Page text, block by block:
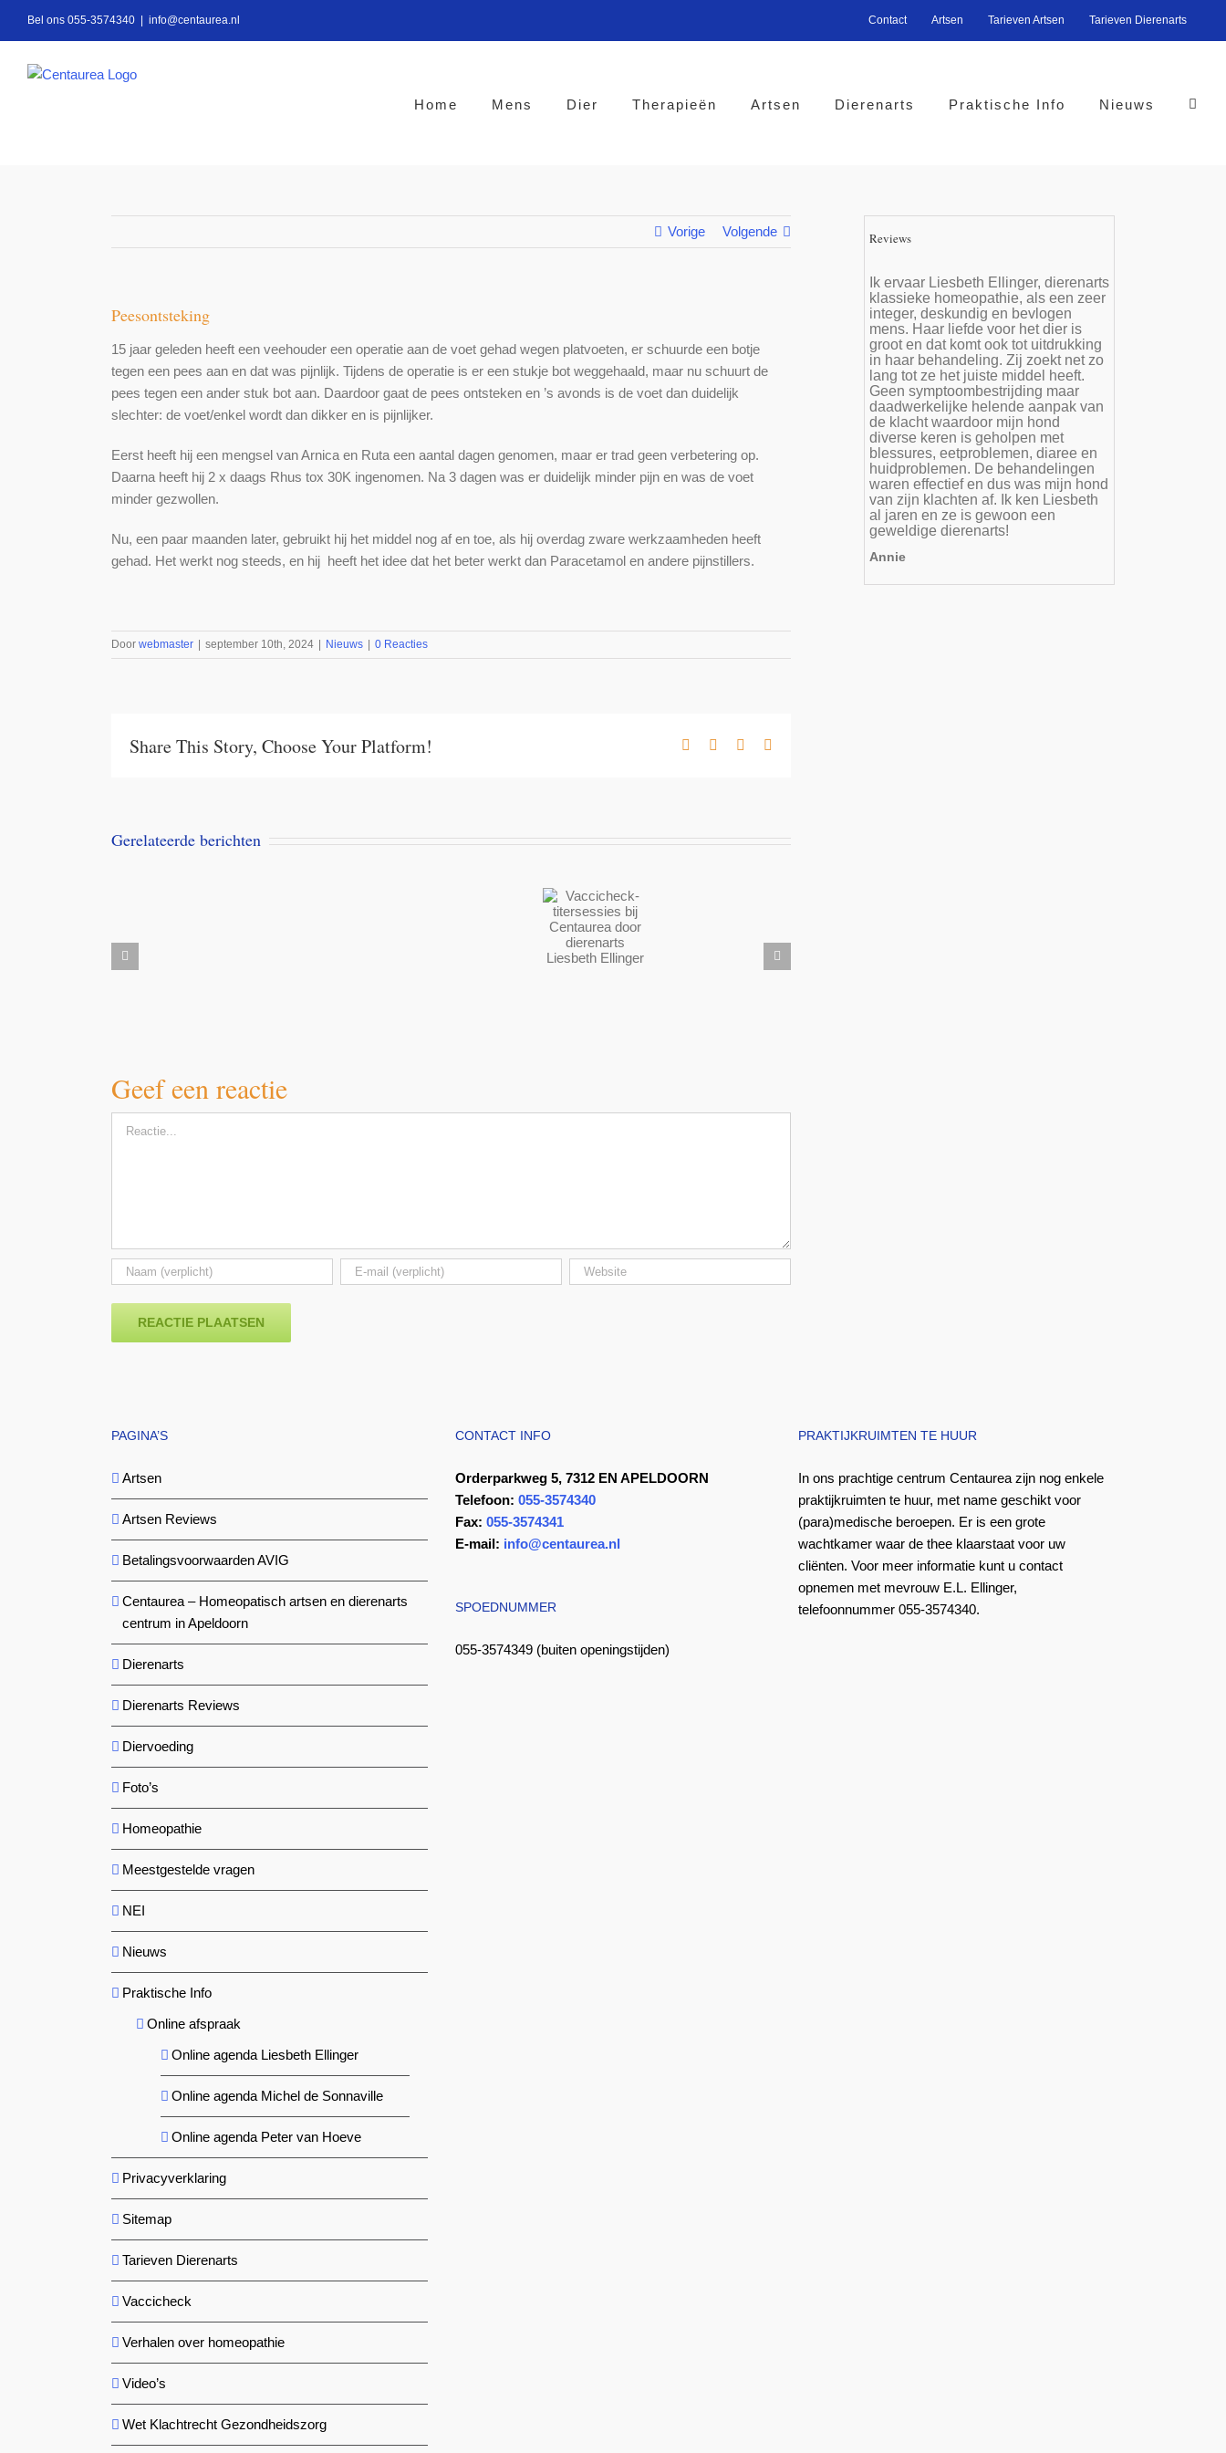
Bel ons 055-3574340 info@centaurea.nl Contact Artsen Tarieven Artsen Tarieven Dierenarts
Home Mens Dier Therapieën Artsen Dierenarts Praktische Info Nieuws
Vorige Volgende
Peesontsteking
15 jaar geleden heeft een veehouder een operatie aan de voet gehad wegen platvoeten, er schuurde een botje
tegen een pees aan en dat was pijnlijk. Tijdens de operatie is er een stukje bot weggehaald, maar nu schuurt de
pees tegen een ander stuk bot aan. Daardoor gaat de pees ontsteken en ’s avonds is de voet dan duidelijk
slechter: de voet/enkel wordt dan dikker en is pijnlijker.
Eerst heeft hij een mengsel van Arnica en Ruta een aantal dagen genomen, maar er trad geen verbetering op.
Daarna heeft hij 2 x daags Rhus tox 30K ingenomen. Na 3 dagen was er duidelijk minder pijn en was de voet
minder gezwollen.
Nu, een paar maanden later, gebruikt hij het middel nog af en toe, als hij overdag zware werkzaamheden heeft
gehad. Het werkt nog steeds, en hij heeft het idee dat het beter werkt dan Paracetamol en andere pijnstillers.
Door webmaster september 10th, 2024 Nieuws 0 Reacties
Share This Story, Choose Your Platform! Facebook LinkedIn
Gerelateerde berichten
Vaccicheck-
Vuurwerkangst
Geef een reactie
Reviews
Ik ervaar Liesbeth Ellinger, dierenarts
klassieke homeopathie, als een zeer
integer, deskundig en bevlogen
mens. Haar liefde voor het dier is
groot en dat komt ook tot uitdrukking
in haar behandeling. Zij zoekt net zo
lang tot ze het juiste middel heeft.
Geen symptoombestrijding maar
daadwerkelijke helende aanpak van
de klacht waardoor mijn hond
diverse keren is geholpen met
blessures, eetproblemen, diaree en
huidproblemen. De behandelingen
waren effectief en dus was mijn hond
van zijn klachten af. Ik ken Liesbeth
al jaren en ze is gewoon een
geweldige dierenarts!
Annie
PAGINA’S
Artsen
Artsen Reviews
Betalingsvoorwaarden AVIG
Centaurea – Homeopatisch artsen en dierenarts
centrum in Apeldoorn
Dierenarts
Dierenarts Reviews
Diervoeding
Foto’s
Homeopathie
Meestgestelde vragen
NEI
Nieuws
Praktische Info
Online afspraak
Online agenda Liesbeth Ellinger
Online agenda Michel de Sonnaville
Online agenda Peter van Hoeve
Privacyverklaring
Sitemap
Tarieven Dierenarts
Vaccicheck
Verhalen over homeopathie
Video’s
Wet Klachtrecht Gezondheidszorg
CONTACT INFO
Orderparkweg 5, 7312 EN APELDOORN
Telefoon: 055-3574340
Fax: 055-3574341
E-mail: info@centaurea.nl
SPOEDNUMMER
055-3574349 (buiten openingstijden)
PRAKTIJKRUIMTEN TE HUUR
In ons prachtige centrum Centaurea zijn nog enkele
praktijkruimten te huur, met name geschikt voor
(para)medische beroepen. Er is een grote
wachtkamer waar de thee klaarstaat voor uw
cliënten. Voor meer informatie kunt u contact
opnemen met mevrouw E.L. Ellinger,
telefoonnummer 055-3574340.